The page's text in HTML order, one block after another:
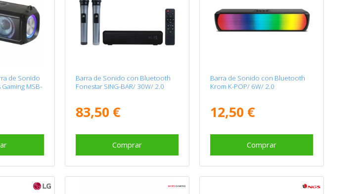
de Sonido
MSB-
Barra de Sonido con Bluetooth
Fonestar SING-BAR/ 30W/ 2.0
83,50 €
Comprar
Barra de Sonido con Bluetooth
Krom K-POP/ 6W/ 2.0
12,50 €
Comprar